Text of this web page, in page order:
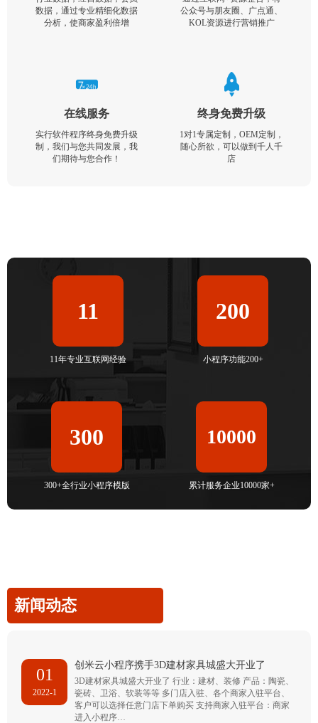
数据，通过专业精细化数据
分析，使商家盈利倍增
公众号与朋友圈、广点通、
KOL资源进行营销推广
在线服务
实行软件程序终身免费升级
制，我们与您共同发展，我
们期待与您合作！
终身免费升级
1对1专属定制，OEM定制，
随心所欲，可以做到千人千
店
11
11年专业互联网经验
200
小程序功能200+
300
300+全行业小程序模版
10000
累计服务企业10000家+
新闻动态
01
2022-1
创米云小程序携手3D建材家具城盛大开业了
3D建材家具城盛大开业了 行业：建材、装修 产品：陶瓷、
瓷砖、卫浴、软装等等 多门店入驻、各个商家入驻平台、
客户可以选择任意门店下单购买 支持商家入驻平台：商家
进入小程序…